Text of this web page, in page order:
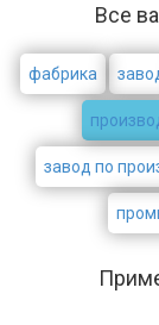
Все
фабрика
завод по